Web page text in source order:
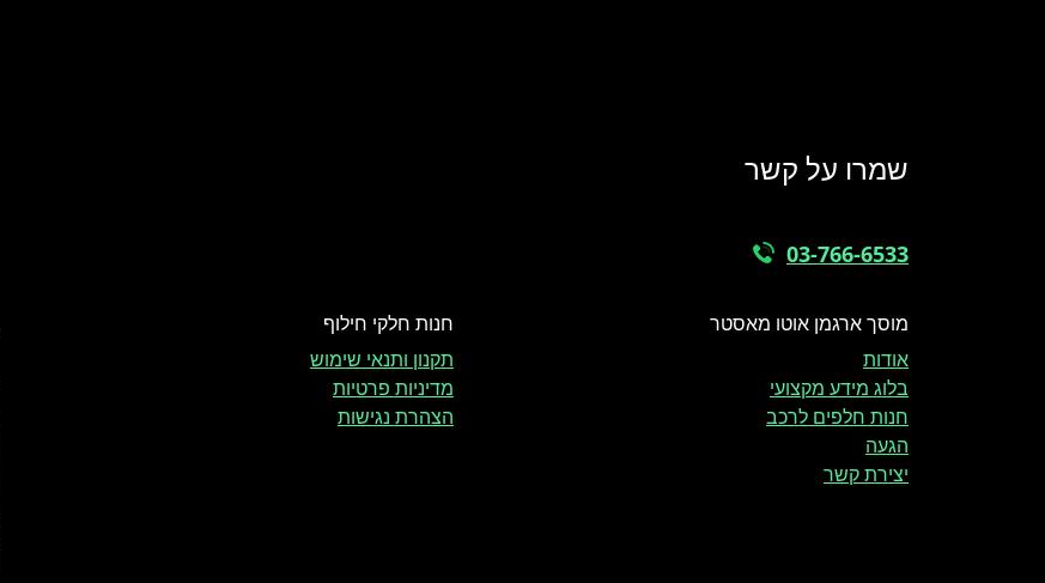
שמרו על קשר
03-766-6533
מוסך ארגמן אוטו מאסטר
אודות
בלוג מידע מקצועי
חנות חלפים לרכב
הגעה
יצירת קשר
חנות חלקי חילוף
תקנון ותנאי שימוש
מדיניות פרטיות
הצהרת נגישות